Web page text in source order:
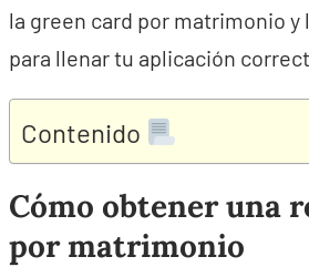
la green card por matrimonio y
para llenar tu aplicación
Contenido
Cómo obtener una
por matrimonio